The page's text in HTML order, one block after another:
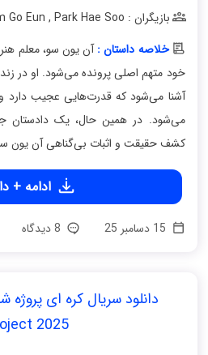
بازیگران : Jeon Do Yeon
Go Eun , Park Hae Soo
خلاصه داستان :آن یون سو، معلم
خود متهم اصلی پرونده می‌شود. او در
آشنا می‌شود که قدرت‌هایی عجیب دارد و
می‌شود. در همین حال، یک
کشف حقیقت و اثبات بی‌گناهی آن یون
ادامه +
2025